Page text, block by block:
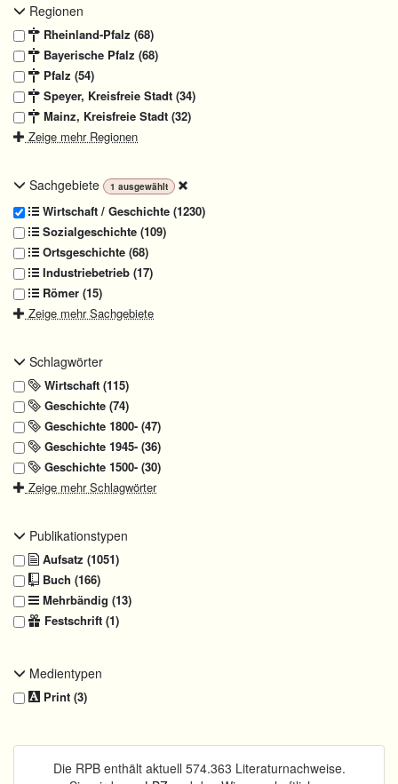
Regionen
Rheinland-Pfalz (68)
Bayerische Pfalz (68)
Pfalz (54)
Speyer, Kreisfreie Stadt (34)
Mainz, Kreisfreie Stadt (32)
Zeige mehr Regionen
Sachgebiete 1 ausgewählt
Wirtschaft / Geschichte (1230)
Sozialgeschichte (109)
Ortsgeschichte (68)
Industriebetrieb (17)
Römer (15)
Zeige mehr Sachgebiete
Schlagwörter
Wirtschaft (115)
Geschichte (74)
Geschichte 1800- (47)
Geschichte 1945- (36)
Geschichte 1500- (30)
Zeige mehr Schlagwörter
Publikationstypen
Aufsatz (1051)
Buch (166)
Mehrbändig (13)
Festschrift (1)
Medientypen
Print (3)
Die RPB enthält aktuell 574.363 Literaturnachweise.